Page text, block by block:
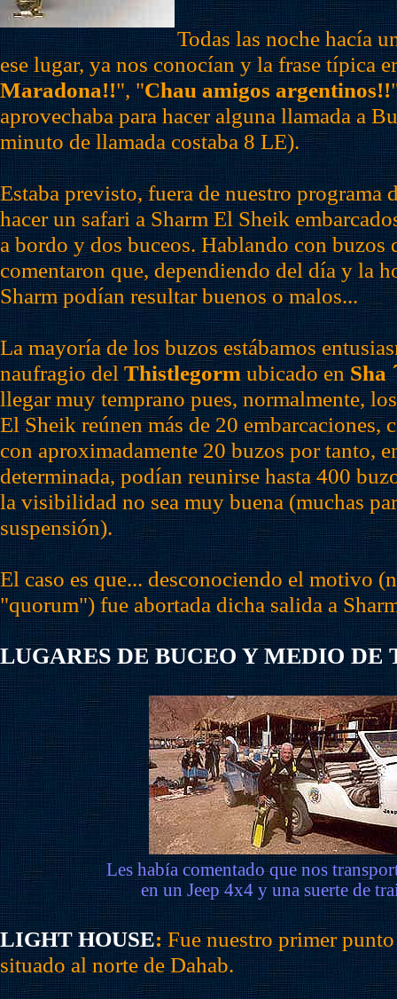
Todas las noche hacía
ese lugar, ya nos conocían y la frase típica
Maradona!!", "Chau amigos argentinos!!
aprovechaba para hacer alguna llamada a
minuto de llamada costaba 8 LE).
Estaba previsto, fuera de nuestro programa
hacer un safari a Sharm El Sheik
a bordo y dos buceos. Hablando con buzos
comentaron que, dependiendo del día y la
Sharm podían resultar buenos o malos...
La mayoría de los buzos estábamos
naufragio del Thistlegormubicado en Sha
llegar muy temprano pues, normalmente,
El Sheik reúnen más de 20 embarcaciones,
con aproximadamente 20 buzos por tanto,
determinada, podían reunirse hasta 400
la visibilidad no sea muy buena (muchas
suspensión).
El caso es que... desconociendo el motivo
"quorum") fue abortada dicha salida a
LUGARES DE BUCEO Y MEDIO DE
Les había comentado que nos
en un Jeep 4x4 y una suerte de
LIGHT HOUSE:Fue nuestro primer
situado al norte de Dahab.